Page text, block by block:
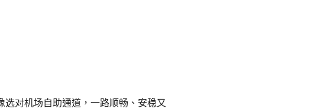
对机场自助通道，一路顺畅、安稳又